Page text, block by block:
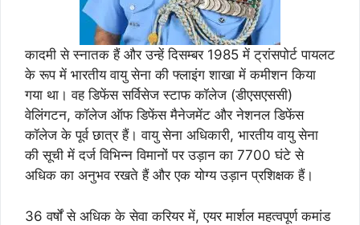
कादमी से स्नातक हैं और उन्हें दिसम्‍बर 1985 में ट्रांसपोर्ट पायलट
के रूप में भारतीय वायु सेना की फ्लाइंग शाखा में कमीशन किया
गया था। वह डिफेंस सर्विसेज स्टाफ कॉलेज (डीएसएससी)
वेलिंगटन, कॉलेज ऑफ डिफेंस मैनेजमेंट और नेशनल डिफेंस
कॉलेज के पूर्व छात्र हैं। वायु सेना अधिकारी, भारतीय वायु सेना
की सूची में दर्ज विभिन्न विमानों पर उड़ान का 7700 घंटे से
अधिक का अनुभव रखते हैं और एक योग्य उड़ान प्रशिक्षक हैं।
36 वर्षों से अधिक के सेवा करियर में, एयर मार्शल महत्वपूर्ण कमांड